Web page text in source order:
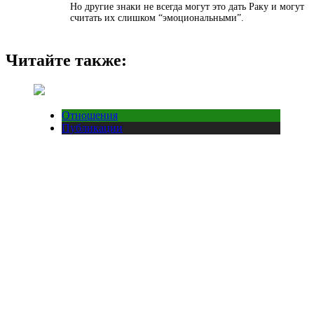
Но другие знаки не всегда могут это дать Раку и могут
считать их слишком “эмоциональными”.
Читайте также:
Отношения
Публикации